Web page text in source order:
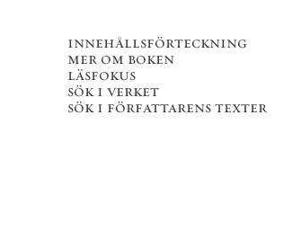
innehållsförteckning
mer om boken
läsfokus
sök i verket
sök i författarens texter